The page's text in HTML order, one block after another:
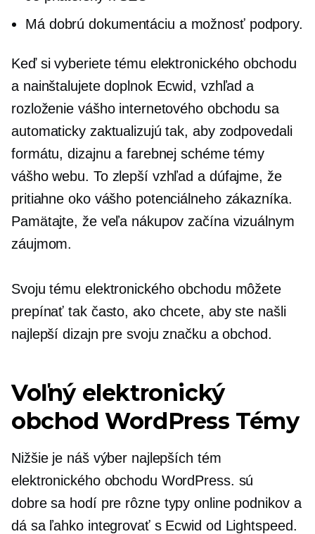
Má dobrú dokumentáciu a možnosť podpory.
Keď si vyberiete tému elektronického obchodu
a nainštalujete doplnok Ecwid, vzhľad a
rozloženie vášho internetového obchodu sa
automaticky zaktualizujú tak, aby zodpovedali
formátu, dizajnu a farebnej schéme témy
vášho webu. To zlepší vzhľad a dúfajme, že
pritiahne oko vášho potenciálneho zákazníka.
Pamätajte, že veľa nákupov začína vizuálnym
záujmom.
Svoju tému elektronického obchodu môžete
prepínať tak často, ako chcete, aby ste našli
najlepší dizajn pre svoju značku a obchod.
Voľný elektronický
obchod WordPress Témy
Nižšie je náš výber najlepších tém
elektronického obchodu WordPress. sú
dobre sa hodípre rôzne typy online podnikov a
dá sa ľahko integrovať s Ecwid od Lightspeed.